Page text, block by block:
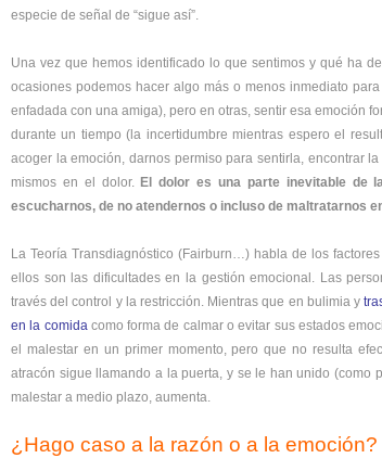
especie de señal de “sigue así”.
Una vez que hemos identificado lo que sentimos y qué ha
ocasiones podemos hacer algo más o menos inmediato
enfadada con una amiga), pero en otras, sentir esa emoción
durante un tiempo (la incertidumbre mientras espero el
acoger la emoción, darnos permiso para sentirla, encontrar
mismos en el dolor. El dolor es una parte inevitable de
escucharnos, de no atendernos o incluso de maltratarnos
La Teoría Transdiagnóstico (Fairburn…) habla de los
ellos son las dificultades en la gestión emocional. Las
través del control y la restricción. Mientras que en bulimia y
en la comida como forma de calmar o evitar sus estados
el malestar en un primer momento, pero que no resulta
atracón sigue llamando a la puerta, y se le han unido (como
malestar a medio plazo, aumenta.
¿Hago caso a la razón o a la emoción?